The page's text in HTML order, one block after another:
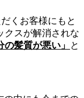
くお客様にもと
クスが解消されな
髪質が悪い」 と